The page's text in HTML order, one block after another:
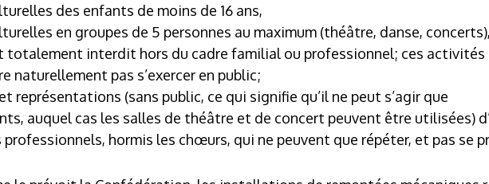
des enfants de moins de 16 ans,
en groupes de 5 personnes au maximum (théâtre, danse,
totalement interdit hors du cadre familial ou professionnel; ces activités
naturellement pas s’exercer en public;
représentations (sans public, ce qui signifie qu’il ne peut s’agir que
auquel cas les salles de théâtre et de concert peuvent être utilisées)
professionnels, hormis les chœurs, qui ne peuvent que répéter, et pas se